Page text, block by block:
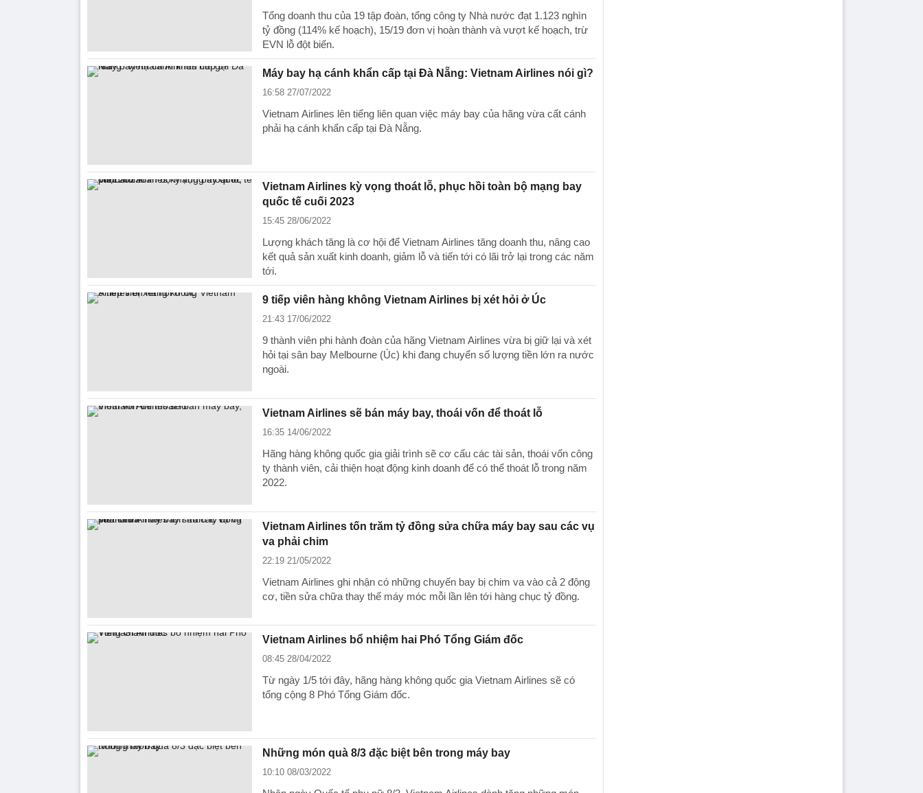
Tổng doanh thu của 19 tập đoàn, tổng công ty Nhà nước đạt 1.123 nghìn
tỷ đồng (114% kế hoạch), 15/19 đơn vị hoàn thành và vượt kế hoạch, trừ
EVN lỗ đột biến.
Máy bay hạ cánh khẩn cấp tại Đà Nẵng: Vietnam Airlines nói gì?
16:58 27/07/2022
Vietnam Airlines lên tiếng liên quan việc máy bay của hãng vừa cất cánh
phải hạ cánh khẩn cấp tại Đà Nẵng.
Vietnam Airlines kỳ vọng thoát lỗ, phục hồi toàn bộ mạng bay
quốc tế cuối 2023
15:45 28/06/2022
Lượng khách tăng là cơ hội để Vietnam Airlines tăng doanh thu, nâng cao
kết quả sản xuất kinh doanh, giảm lỗ và tiến tới có lãi trở lại trong các năm
tới.
9 tiếp viên hàng không Vietnam Airlines bị xét hỏi ở Úc
21:43 17/06/2022
9 thành viên phi hành đoàn của hãng Vietnam Airlines vừa bị giữ lại và xét
hỏi tại sân bay Melbourne (Úc) khi đang chuyển số lượng tiền lớn ra nước
ngoài.
Vietnam Airlines sẽ bán máy bay, thoái vốn để thoát lỗ
16:35 14/06/2022
Hãng hàng không quốc gia giải trình sẽ cơ cấu các tài sản, thoái vốn công
ty thành viên, cải thiện hoạt động kinh doanh để có thể thoát lỗ trong năm
2022.
Vietnam Airlines tốn trăm tỷ đồng sửa chữa máy bay sau các vụ
va phải chim
22:19 21/05/2022
Vietnam Airlines ghi nhận có những chuyến bay bị chim va vào cả 2 động
cơ, tiền sửa chữa thay thế máy móc mỗi lần lên tới hàng chục tỷ đồng.
Vietnam Airlines bổ nhiệm hai Phó Tổng Giám đốc
08:45 28/04/2022
Từ ngày 1/5 tới đây, hãng hàng không quốc gia Vietnam Airlines sẽ có
tổng cộng 8 Phó Tổng Giám đốc.
Những món quà 8/3 đặc biệt bên trong máy bay
10:10 08/03/2022